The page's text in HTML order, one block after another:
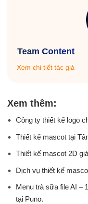
Team Content
Xem chi tiết tác giả
Xem thêm:
Công ty thiết kế logo
Thiết kế mascot tại
Thiết kế mascot 2D
Dịch vụ thiết kế
Menu trà sữa file AI –
tại Puno.